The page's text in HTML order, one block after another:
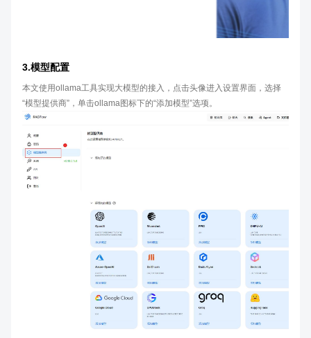
3.模型配置
本文使用ollama工具实现大模型的接入，点击头像进入设置界面，选择
“模型提供商”，单击ollama图标下的“添加模型”选项。